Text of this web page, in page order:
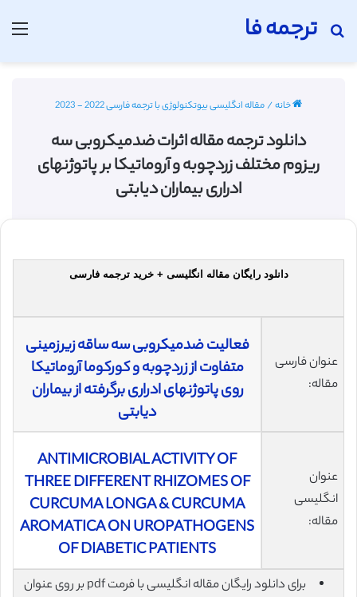
ترجمه فا
جستجو برای
خانه/مقاله انگلیسی بیوتکنولوژی با ترجمه فارسی 2022 - 2023
دانلود ترجمه مقاله اثرات ضدمیکروبی سه
ریزوم مختلف زردچوبه و آروماتیکا بر پاتوژنهای
ادراری بیماران دیابتی
دانلود رایگان مقاله انگلیسی + خرید ترجمه فارسی
عنوان فارسی
مقاله:
فعالیت ضدمیکروبی سه ساقه زیرزمینی
متفاوت از زردچوبه و کورکوما آروماتیکا
روی پاتوژنهای ادراری برگرفته از بیماران
دیابتی
عنوان
انگلیسی
مقاله:
ANTIMICROBIAL ACTIVITY OF
THREE DIFFERENT RHIZOMES OF
CURCUMA LONGA & CURCUMA
AROMATICA ON UROPATHOGENS
OF DIABETIC PATIENTS
برای دانلود رایگان مقاله انگلیسی با فرمت pdf بر روی عنوان